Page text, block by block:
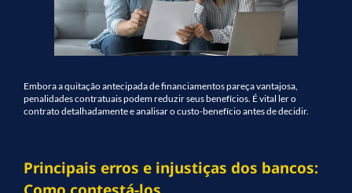
Embora a quitação antecipada de financiamentos pareça vantajosa,
penalidades contratuais podem reduzir seus benefícios. É vital ler o
contrato detalhadamente e analisar o custo-benefício antes de decidir.
Principais erros e injustiças dos bancos: